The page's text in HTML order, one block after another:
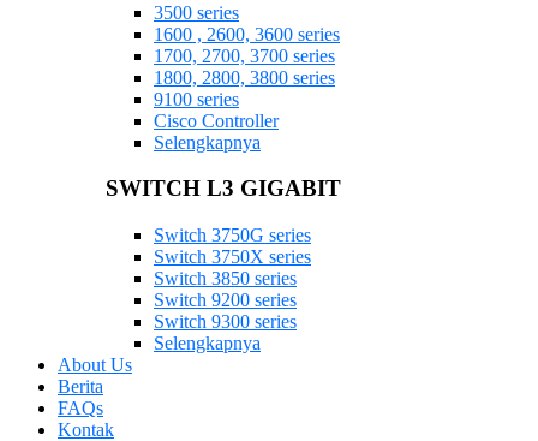
3500 series
1600 , 2600, 3600 series
1700, 2700, 3700 series
1800, 2800, 3800 series
9100 series
Cisco Controller
Selengkapnya
SWITCH L3 GIGABIT
Switch 3750G series
Switch 3750X series
Switch 3850 series
Switch 9200 series
Switch 9300 series
Selengkapnya
About Us
Berita
FAQs
Kontak